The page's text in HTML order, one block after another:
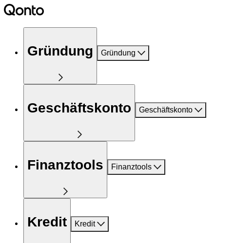
Gründung Gründung
Geschäftskonto Geschäftskonto
Finanztools Finanztools
Kredit Kredit